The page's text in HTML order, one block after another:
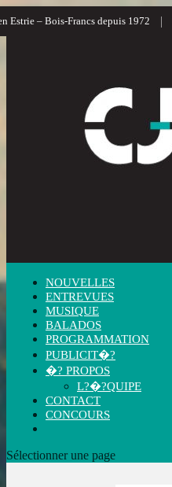
Francs depuis 1972 |
NOUVELLES
ENTREVUES
MUSIQUE
BALADOS
PROGRAMMATION
PUBLICIT�?
�? PROPOS
L?�?QUIPE
CONTACT
CONCOURS
Sélectionner une page